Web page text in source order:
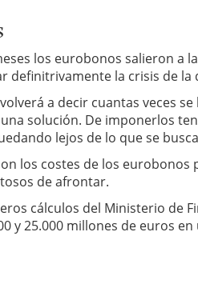
los eurobonos salieron a
definitrivamente la crisis de la
a decir cuantas veces
solución. De imponerlos
lejos de lo que se
los costes de los eurobonos
de afrontar.
cálculos del Ministerio de
y 25.000 millones de euros en